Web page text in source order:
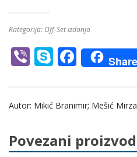
Kategorija: Off-Set izdanja
Vi S
p
F
ac
b
o
Share
Autor: Mikić Branimir; Mešić
Povezani